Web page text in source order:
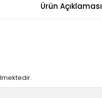
Ürün Açıklaması